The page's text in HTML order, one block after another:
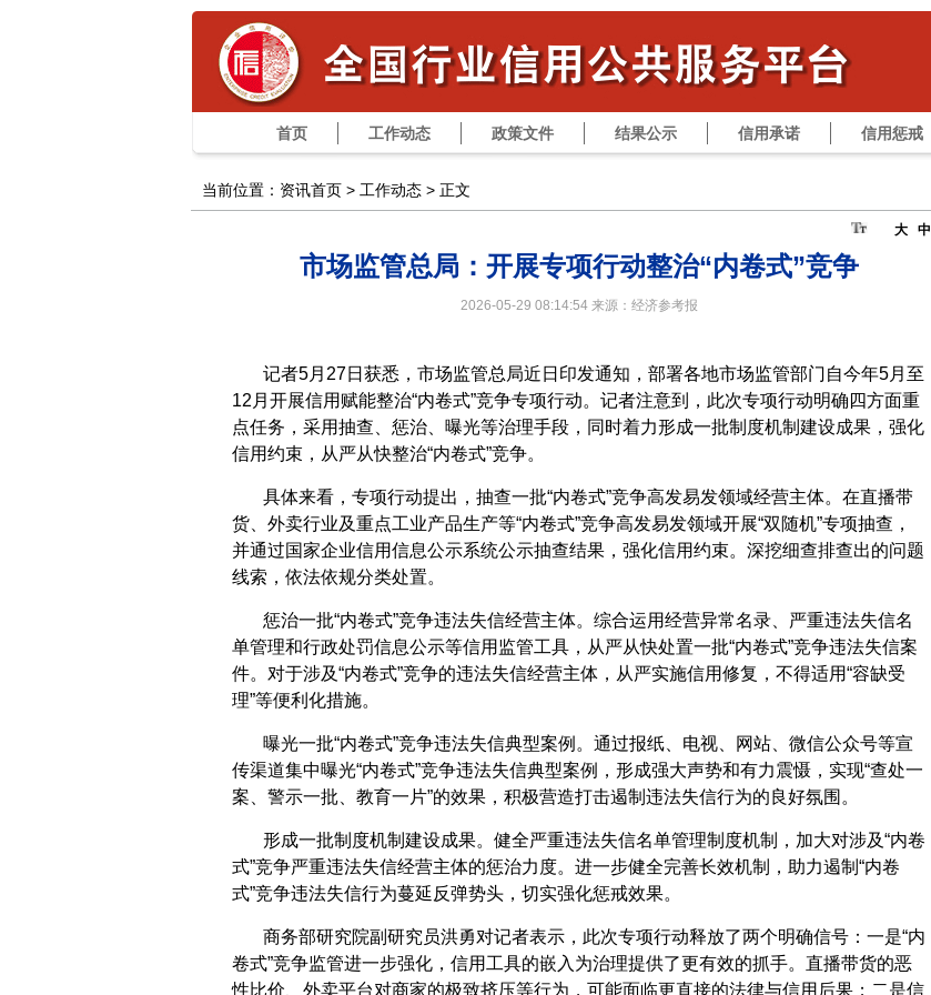
首页 工作动态 政策文件 结果公示 信用承诺 信用惩戒
当前位置：资讯首页 > 工作动态> 正文
大 中
市场监管总局：开展专项行动整治“内卷式”竞争
2026-05-29 08:14:54 来源：经济参考报
记者5月27日获悉，市场监管总局近日印发通知，部署各地市场监管部门自今年5月至
12月开展信用赋能整治“内卷式”竞争专项行动。记者注意到，此次专项行动明确四方面重
点任务，采用抽查、惩治、曝光等治理手段，同时着力形成一批制度机制建设成果，强化
信用约束，从严从快整治“内卷式”竞争。
具体来看，专项行动提出，抽查一批“内卷式”竞争高发易发领域经营主体。在直播带
货、外卖行业及重点工业产品生产等“内卷式”竞争高发易发领域开展“双随机”专项抽查，
并通过国家企业信用信息公示系统公示抽查结果，强化信用约束。深挖细查排查出的问题
线索，依法依规分类处置。
惩治一批“内卷式”竞争违法失信经营主体。综合运用经营异常名录、严重违法失信名
单管理和行政处罚信息公示等信用监管工具，从严从快处置一批“内卷式”竞争违法失信案
件。对于涉及“内卷式”竞争的违法失信经营主体，从严实施信用修复，不得适用“容缺受
理”等便利化措施。
曝光一批“内卷式”竞争违法失信典型案例。通过报纸、电视、网站、微信公众号等宣
传渠道集中曝光“内卷式”竞争违法失信典型案例，形成强大声势和有力震慑，实现“查处一
案、警示一批、教育一片”的效果，积极营造打击遏制违法失信行为的良好氛围。
形成一批制度机制建设成果。健全严重违法失信名单管理制度机制，加大对涉及“内卷
式”竞争严重违法失信经营主体的惩治力度。进一步健全完善长效机制，助力遏制“内卷
式”竞争违法失信行为蔓延反弹势头，切实强化惩戒效果。
商务部研究院副研究员洪勇对记者表示，此次专项行动释放了两个明确信号：一是“内
卷式”竞争监管进一步强化，信用工具的嵌入为治理提供了更有效的抓手。直播带货的恶
性比价、外卖平台对商家的极致挤压等行为，可能面临更直接的法律与信用后果；二是信